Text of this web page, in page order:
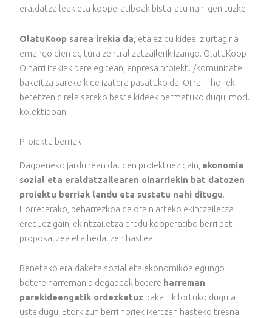
eraldatzaileak eta kooperatiboak bistaratu nahi genituzke.
OlatuKoop sarea irekia da, eta ez du kideei ziurtagiria
emango dien egitura zentralizatzailerik izango. OlatuKoop
Oinarri Irekiak bere egitean, enpresa proiektu/komunitate
bakoitza sareko kide izatera pasatuko da. Oinarri horiek
betetzen direla sareko beste kideek bermatuko dugu, modu
kolektiboan.
Proiektu berriak
Dagoeneko jardunean dauden proiektuez gain, ekonomia
sozial eta eraldatzailearen oinarriekin bat datozen
proiektu berriak landu eta sustatu nahi ditugu.
Horretarako, beharrezkoa da orain arteko ekintzailetza
ereduez gain, ekintzailetza eredu kooperatibo berri bat
proposatzea eta hedatzen hastea.
Benetako eraldaketa sozial eta ekonomikoa egungo
botere harreman bidegabeak botere harreman
parekideengatik ordezkatuz bakarrik lortuko dugula
uste dugu. Etorkizun berri horiek ikertzen hasteko tresna